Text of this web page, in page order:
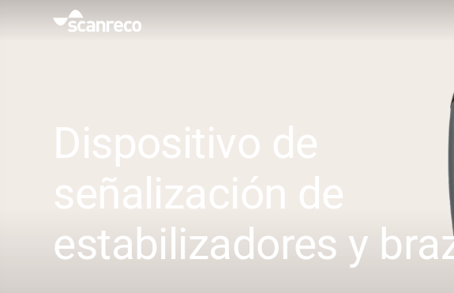
Productividad y seguridad del operador
Dispositivo de
señalización de
estabilizadores y